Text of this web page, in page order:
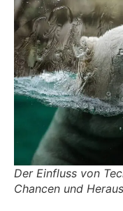
Der Einfluss von
Chancen und